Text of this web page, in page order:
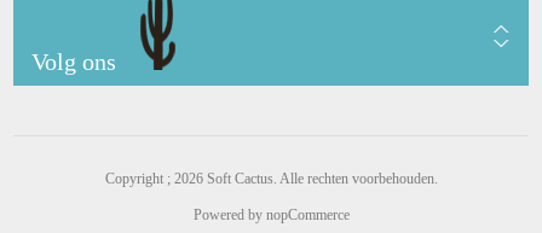
Volg ons
Copyright ; 2026 Soft Cactus. Alle rechten voorbehouden.
Powered by nopCommerce